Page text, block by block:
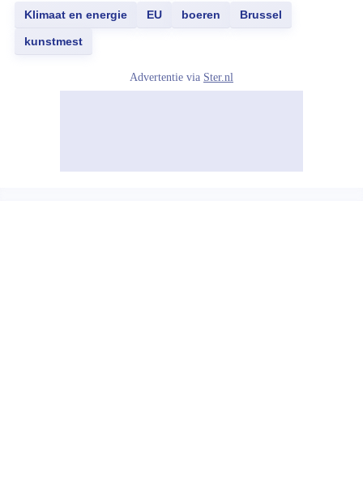
Klimaat en energie
EU boeren Brussel
kunstmest
Advertentie via Ster.nl